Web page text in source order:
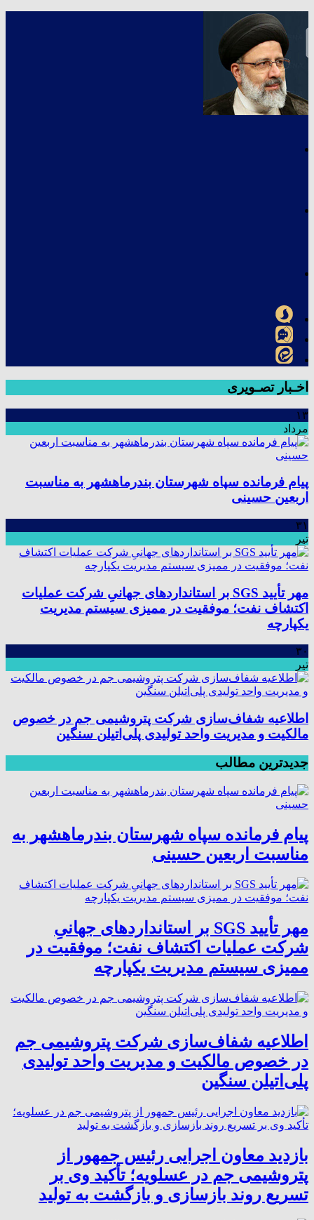
اخـبار تصـویری
۱۳
مرداد
پیام فرمانده سپاه شهرستان بندرماهشهر به مناسبت
اربعین حسینی
۳۱
تیر
مهر تأیید SGS بر استانداردهای جهانیِ شرکت عملیات
اکتشاف نفت؛ موفقیت در ممیزی سیستم مدیریت
یکپارچه
۳۰
تیر
اطلاعیه شفاف‌سازی شرکت پتروشیمی جم در خصوص
مالکیت و مدیریت واحد تولیدی پلی‌اتیلن سنگین
جدیدترین مطالب
پیام فرمانده سپاه شهرستان بندرماهشهر به
مناسبت اربعین حسینی
مهر تأیید SGS بر استانداردهای جهانیِ
شرکت عملیات اکتشاف نفت؛ موفقیت در
ممیزی سیستم مدیریت یکپارچه
اطلاعیه شفاف‌سازی شرکت پتروشیمی جم
در خصوص مالکیت و مدیریت واحد تولیدی
پلی‌اتیلن سنگین
بازدید معاون اجرایی رئیس جمهور از
پتروشیمی جم در عسلویه؛ تأکید وی بر
تسریع روند بازسازی و بازگشت به تولید